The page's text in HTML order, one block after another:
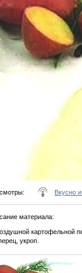
: Вкусно
материала:
картофельной
укроп.